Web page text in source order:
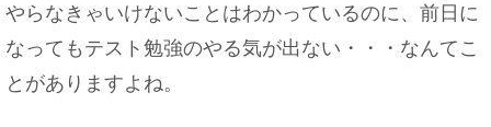
やらなきゃいけないことはわかっているのに、前日に
なってもテスト勉強のやる気が出ない・・・なんてこ
とがありますよね。